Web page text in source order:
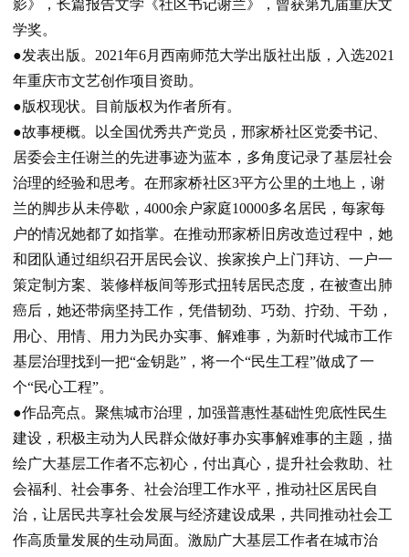
影》，长篇报告文学《社区书记谢兰》，曾获第九届重庆文
学奖。
●发表出版。 2021年6月西南师范大学出版社出版，入选2021
年重庆市文艺创作项目资助。
●版权现状。
目前版权为作者所有。
●故事梗概。
以全国优秀共产党员，邢家桥社区党委书记、
居委会主任谢兰的先进事迹为蓝本，多角度记录了基层社会
治理的经验和思考。在邢家桥社区3平方公里的土地上，谢
兰的脚步从未停歇，4000余户家庭10000多名居民，每家每
户的情况她都了如指掌。在推动邢家桥旧房改造过程中，她
和团队通过组织召开居民会议、挨家挨户上门拜访、一户一
策定制方案、装修样板间等形式扭转居民态度，在被查出肺
癌后，她还带病坚持工作，凭借韧劲、巧劲、拧劲、干劲，
用心、用情、用力为民办实事、解难事，为新时代城市工作
基层治理找到一把“金钥匙” ，将一个“民生工程”做成了一
个“民心工程”。
●作品亮点。聚焦城市治理，加强普惠性基础性兜底性民生
建设，积极主动为人民群众做好事办实事解难事的主题，描
绘广大基层工作者不忘初心，付出真心，提升社会救助、社
会福利、社会事务、社会治理工作水平，推动社区居民自
治，让居民共享社会发展与经济建设成果，共同推动社会工
作高质量发展的生动局面。激励广大基层工作者在城市治